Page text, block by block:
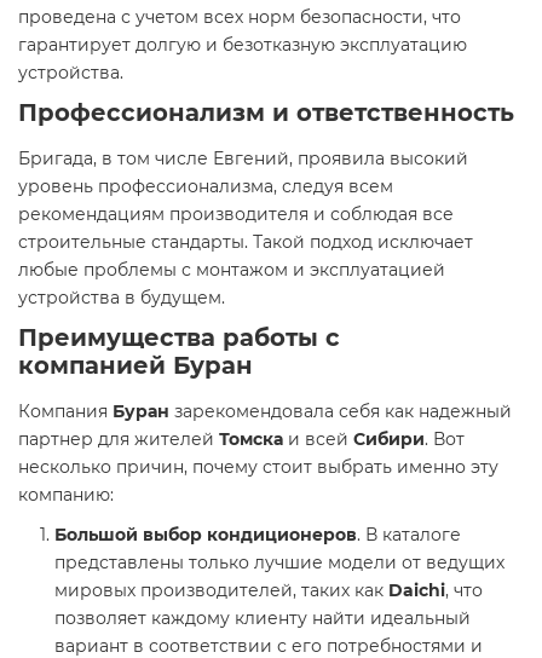
проведена с учетом всех норм безопасности, что
гарантирует долгую и безотказную эксплуатацию
устройства.
Профессионализм и ответственность
Бригада, в том числе Евгений, проявила высокий
уровень профессионализма, следуя всем
рекомендациям производителя и соблюдая все
строительные стандарты. Такой подход исключает
любые проблемы с монтажом и эксплуатацией
устройства в будущем.
Преимущества работы с
компанией Буран
Компания Буран зарекомендовала себя как надежный
партнер для жителей Томска и всей Сибири. Вот
несколько причин, почему стоит выбрать именно эту
компанию:
Большой выбор кондиционеров. В каталоге
представлены только лучшие модели от ведущих
мировых производителей, таких как Daichi, что
позволяет каждому клиенту найти идеальный
вариант в соответствии с его потребностями и